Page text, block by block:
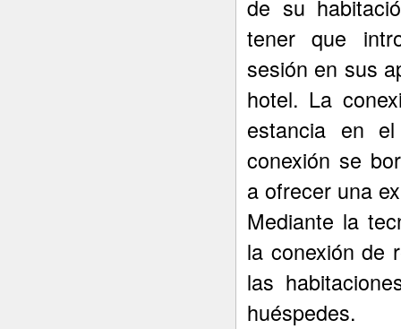
de su
tener que
sesión en sus
hotel. La
estancia en
conexión se
a ofrecer una
Mediante la
la conexión de
las
huéspedes.